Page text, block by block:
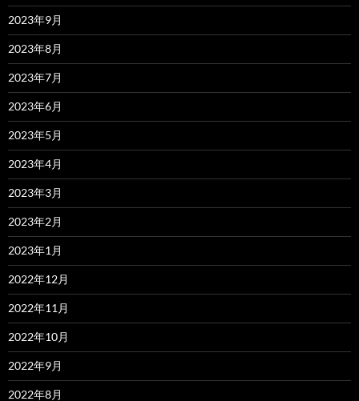
2023年9月
2023年8月
2023年7月
2023年6月
2023年5月
2023年4月
2023年3月
2023年2月
2023年1月
2022年12月
2022年11月
2022年10月
2022年9月
2022年8月